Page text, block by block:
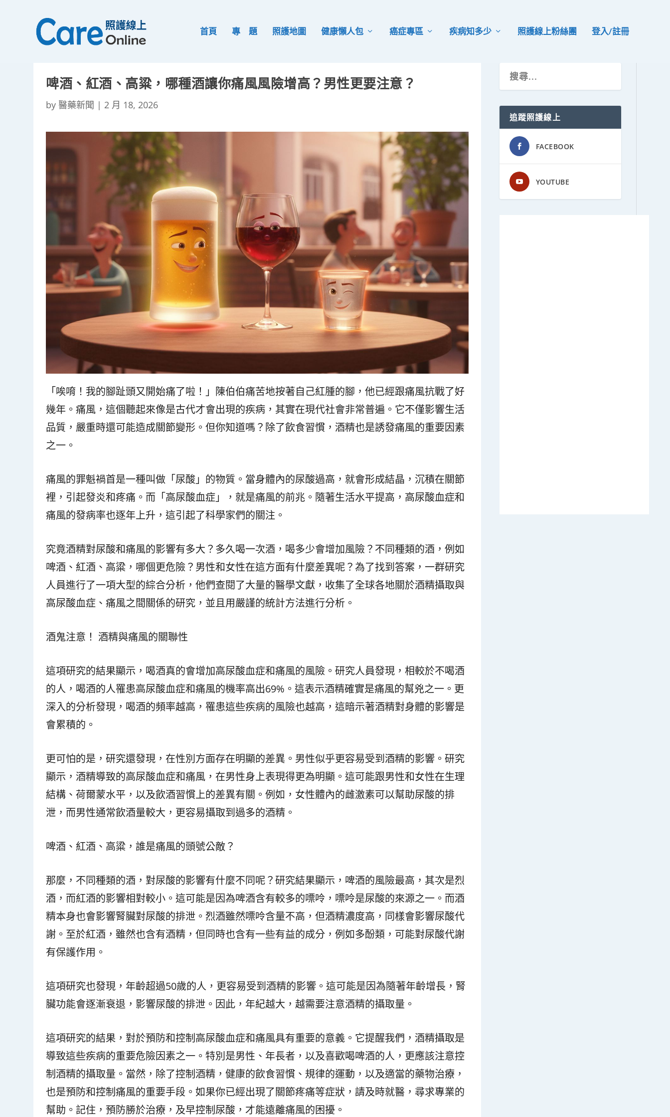
首頁 專 題 照護地圖 健康懶人包 癌症專區 疾病知多少 照護線上粉絲團 登入/註冊
啤酒、紅酒、高粱，哪種酒讓你痛風風險增高？男性更要注意？
by 醫藥新聞 | 2 月 18, 2026
「唉唷！我的腳趾頭又開始痛了啦！」陳伯伯痛苦地按著自己紅腫的腳，他已經跟痛風抗戰了好
幾年。痛風，這個聽起來像是古代才會出現的疾病，其實在現代社會非常普遍。它不僅影響生活
品質，嚴重時還可能造成關節變形。但你知道嗎？除了飲食習慣，酒精也是誘發痛風的重要因素
之一。
痛風的罪魁禍首是一種叫做「尿酸」的物質。當身體內的尿酸過高，就會形成結晶，沉積在關節
裡，引起發炎和疼痛。而「高尿酸血症」，就是痛風的前兆。隨著生活水平提高，高尿酸血症和
痛風的發病率也逐年上升，這引起了科學家們的關注。
究竟酒精對尿酸和痛風的影響有多大？多久喝一次酒，喝多少會增加風險？不同種類的酒，例如
啤酒、紅酒、高粱，哪個更危險？男性和女性在這方面有什麼差異呢？為了找到答案，一群研究
人員進行了一項大型的綜合分析，他們查閱了大量的醫學文獻，收集了全球各地關於酒精攝取與
高尿酸血症、痛風之間關係的研究，並且用嚴謹的統計方法進行分析。
酒鬼注意！ 酒精與痛風的關聯性
這項研究的結果顯示，喝酒真的會增加高尿酸血症和痛風的風險。研究人員發現，相較於不喝酒
的人，喝酒的人罹患高尿酸血症和痛風的機率高出69%。這表示酒精確實是痛風的幫兇之一。更
深入的分析發現，喝酒的頻率越高，罹患這些疾病的風險也越高，這暗示著酒精對身體的影響是
會累積的。
更可怕的是，研究還發現，在性別方面存在明顯的差異。男性似乎更容易受到酒精的影響。研究
顯示，酒精導致的高尿酸血症和痛風，在男性身上表現得更為明顯。這可能跟男性和女性在生理
結構、荷爾蒙水平，以及飲酒習慣上的差異有關。例如，女性體內的雌激素可以幫助尿酸的排
泄，而男性通常飲酒量較大，更容易攝取到過多的酒精。
啤酒、紅酒、高粱，誰是痛風的頭號公敵？
那麼，不同種類的酒，對尿酸的影響有什麼不同呢？研究結果顯示，啤酒的風險最高，其次是烈
酒，而紅酒的影響相對較小。這可能是因為啤酒含有較多的嘌呤，嘌呤是尿酸的來源之一。而酒
精本身也會影響腎臟對尿酸的排泄。烈酒雖然嘌呤含量不高，但酒精濃度高，同樣會影響尿酸代
謝。至於紅酒，雖然也含有酒精，但同時也含有一些有益的成分，例如多酚類，可能對尿酸代謝
有保護作用。
這項研究也發現，年齡超過50歲的人，更容易受到酒精的影響。這可能是因為隨著年齡增長，腎
臟功能會逐漸衰退，影響尿酸的排泄。因此，年紀越大，越需要注意酒精的攝取量。
這項研究的結果，對於預防和控制高尿酸血症和痛風具有重要的意義。它提醒我們，酒精攝取是
導致這些疾病的重要危險因素之一。特別是男性、年長者，以及喜歡喝啤酒的人，更應該注意控
制酒精的攝取量。當然，除了控制酒精，健康的飲食習慣、規律的運動，以及適當的藥物治療，
也是預防和控制痛風的重要手段。如果你已經出現了關節疼痛等症狀，請及時就醫，尋求專業的
幫助。記住，預防勝於治療，及早控制尿酸，才能遠離痛風的困擾。
追蹤照護線上
FACEBOOK
YOUTUBE